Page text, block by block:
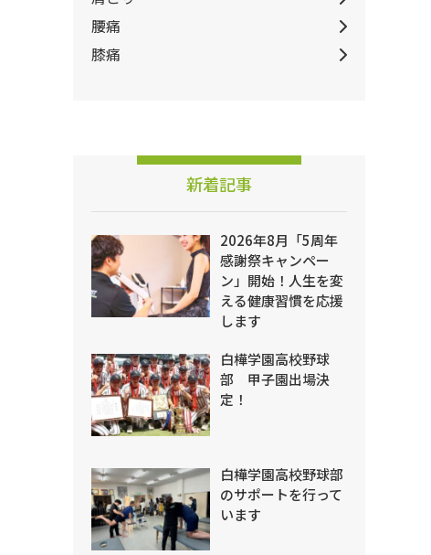
腰痛
膝痛
新着記事
2026年8月「5周年
感謝祭キャンペー
ン」開始！人生を変
える健康習慣を応援
します
白樺学園高校野球
部 甲子園出場決
定！
白樺学園高校野球部
のサポートを行って
います